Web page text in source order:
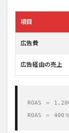
項目
広告費
広告経由の売上
ROAS ＝
ROAS ＝ 400％